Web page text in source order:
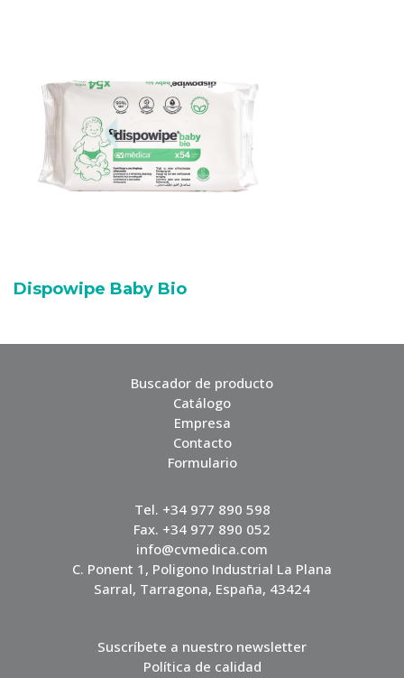
Dispowipe Baby Bio
Buscador de producto
Catálogo
Empresa
Contacto
Formulario
Tel. +34 977 890 598
Fax. +34 977 890 052
info@cvmedica.com
C. Ponent 1, Poligono Industrial La Plana
Sarral, Tarragona, España, 43424
Suscríbete a nuestro newsletter
Política de calidad